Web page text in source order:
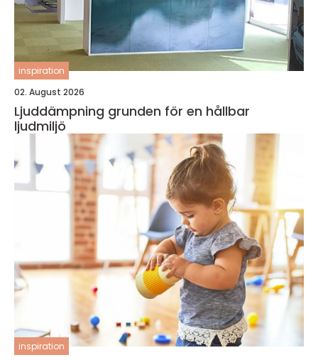
inspiration
02. August 2026
Ljuddämpning grunden för en hållbar
ljudmiljö
inspiration